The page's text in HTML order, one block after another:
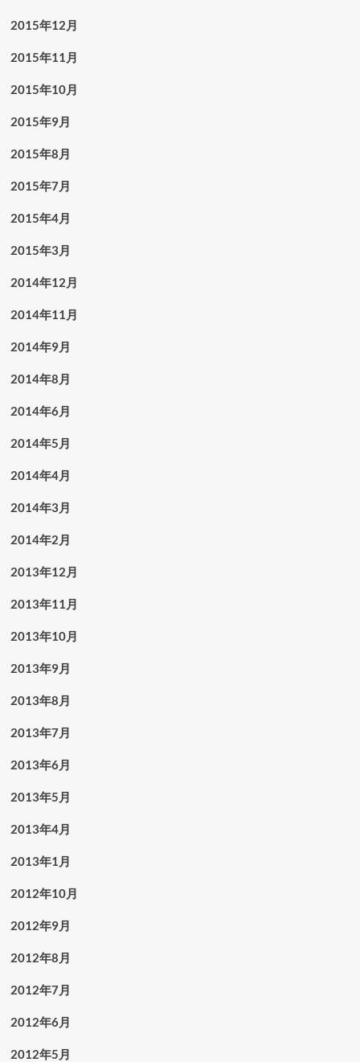
2015年12月
2015年11月
2015年10月
2015年9月
2015年8月
2015年7月
2015年4月
2015年3月
2014年12月
2014年11月
2014年9月
2014年8月
2014年6月
2014年5月
2014年4月
2014年3月
2014年2月
2013年12月
2013年11月
2013年10月
2013年9月
2013年8月
2013年7月
2013年6月
2013年5月
2013年4月
2013年1月
2012年10月
2012年9月
2012年8月
2012年7月
2012年6月
2012年5月